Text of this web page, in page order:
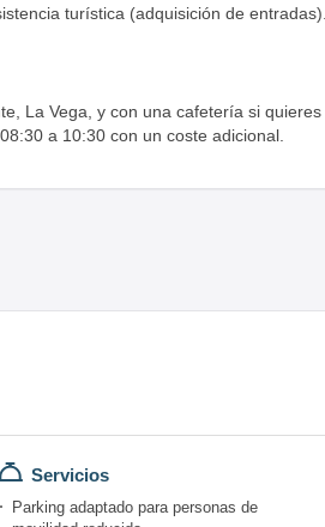
turística (adquisición de
La Vega, y con una cafetería si
a 10:30 con un coste adicional.
Servicios
Parking adaptado para personas de